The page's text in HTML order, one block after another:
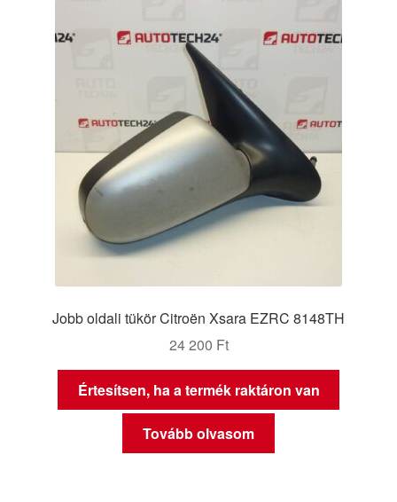
Jobb oldali tükör Citroën Xsara EZRC 8148TH
24 200 Ft
Értesítsen, ha a termék raktáron van
Tovább olvasom